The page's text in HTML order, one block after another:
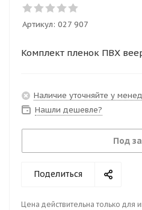
Артикул: 027 907
Комплект пленок ПВХ
Наличие уточняйте у
Нашли дешевле?
Под
Поделиться
Цена действительна только для